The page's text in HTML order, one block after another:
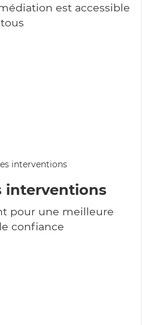
est accessible
interventions
pour une meilleure
confiance